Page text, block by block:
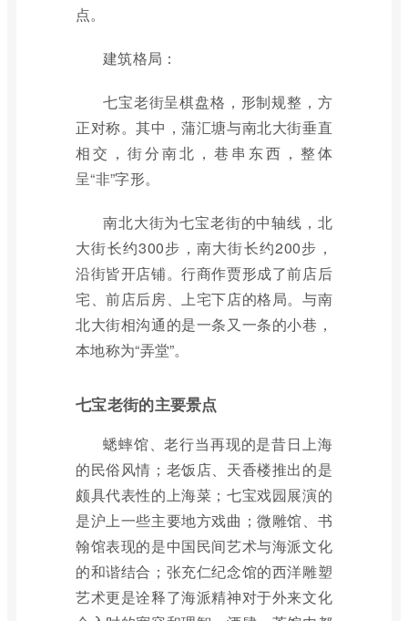
点。
建筑格局：
七宝老街呈棋盘格，形制规整，方
正对称。其中，蒲汇塘与南北大街垂直
相交，街分南北，巷串东西，整体
呈“非”字形。
南北大街为七宝老街的中轴线，北
大街长约300步，南大街长约200步，
沿街皆开店铺。行商作贾形成了前店后
宅、前店后房、上宅下店的格局。与南
北大街相沟通的是一条又一条的小巷，
本地称为“弄堂”。
七宝老街的主要景点
蟋蟀馆、老行当再现的是昔日上海
的民俗风情；老饭店、天香楼推出的是
颇具代表性的上海菜；七宝戏园展演的
是沪上一些主要地方戏曲；微雕馆、书
翰馆表现的是中国民间艺术与海派文化
的和谐结合；张充仁纪念馆的西洋雕塑
艺术更是诠释了海派精神对于外来文化